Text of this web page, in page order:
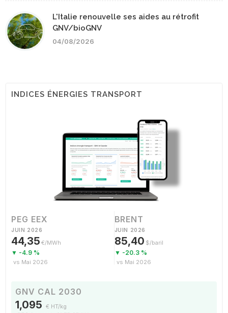
L'Italie renouvelle ses aides au rétrofit
GNV/bioGNV
04/08/2026
INDICES ÉNERGIES TRANSPORT
PEG EEX
JUIN 2026
44,35 €/MWh
▼ -4.9 %
vs Mai 2026
BRENT
JUIN 2026
85,40 $/baril
▼ -20.3 %
vs Mai 2026
GNV CAL 2030
1,095 € HT/kg